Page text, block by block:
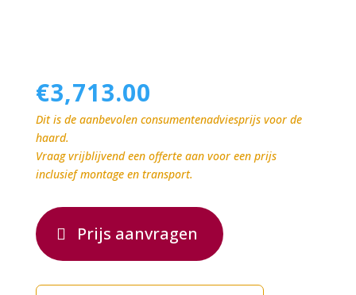
€3,713.00
Dit is de aanbevolen consumentenadviesprijs voor de
haard.
Vraag vrijblijvend een offerte aan voor een prijs
inclusief montage en transport.
Prijs aanvragen